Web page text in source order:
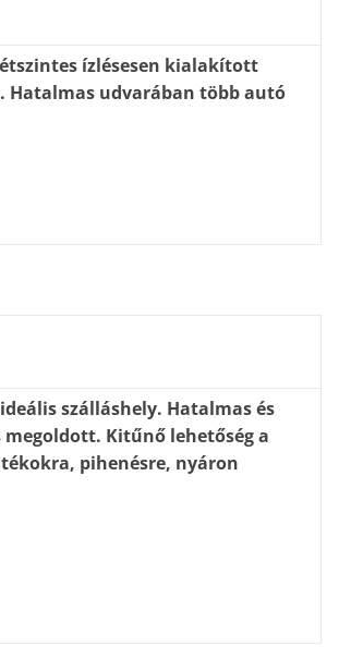
ízlésesen kialakított
Hatalmas udvarában több autó
szálláshely. Hatalmas és
Kitűnő lehetőség a
pihenésre, nyáron